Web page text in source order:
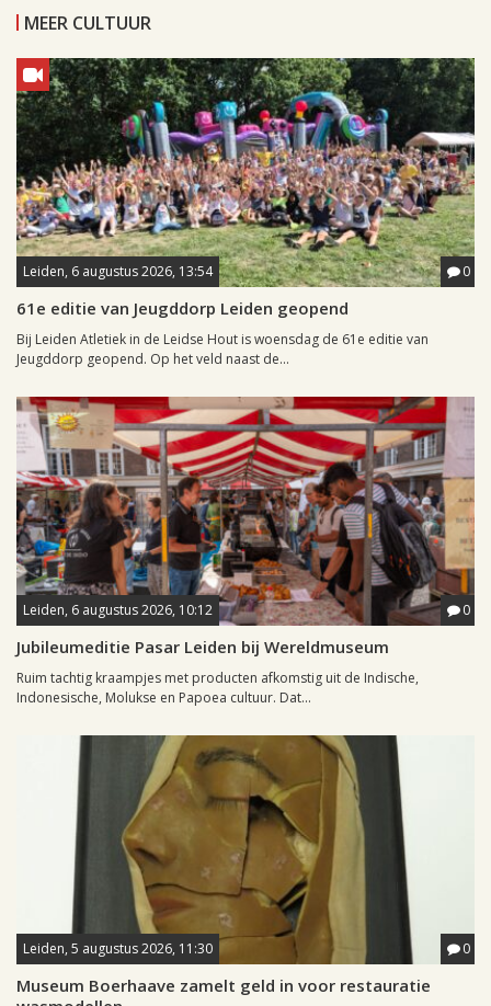
MEER CULTUUR
Leiden, 6 augustus 2026, 13:54 0
61e editie van Jeugddorp Leiden geopend
Bij Leiden Atletiek in de Leidse Hout is woensdag de 61e editie van
Jeugddorp geopend. Op het veld naast de...
Leiden, 6 augustus 2026, 10:12 0
Jubileumeditie Pasar Leiden bij Wereldmuseum
Ruim tachtig kraampjes met producten afkomstig uit de Indische,
Indonesische, Molukse en Papoea cultuur. Dat...
Leiden, 5 augustus 2026, 11:30 0
Museum Boerhaave zamelt geld in voor restauratie